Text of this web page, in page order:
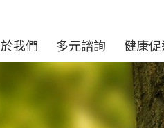
我們 多元諮詢 健康促